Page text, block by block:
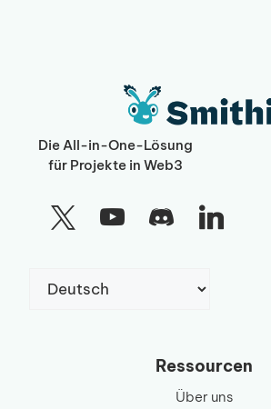
Die All-in-One-Lösung
für Projekte in Web3
auswählen
Ressourcen
Über uns